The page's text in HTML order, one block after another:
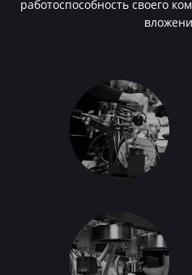
работоспособность своего